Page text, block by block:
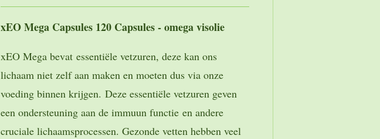
xEO Mega Capsules 120 Capsules - omega visolie
xEO Mega bevat essentiële vetzuren, deze kan ons
lichaam niet zelf aan maken en moeten dus via onze
voeding binnen krijgen. Deze essentiële vetzuren geven
een ondersteuning aan de immuun functie en andere
cruciale lichaamsprocessen. Gezonde vetten hebben veel